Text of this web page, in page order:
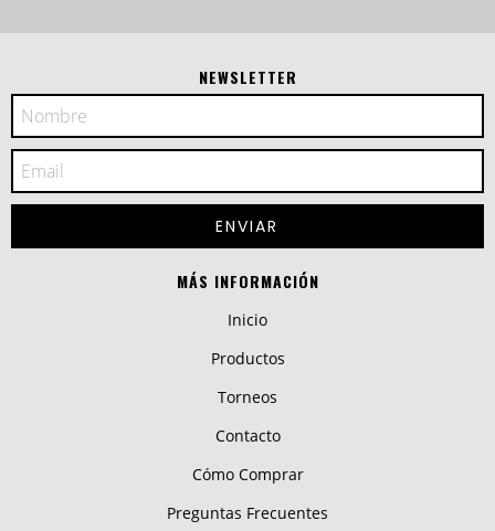
NEWSLETTER
MÁS INFORMACIÓN
Inicio
Productos
Torneos
Contacto
Cómo Comprar
Preguntas Frecuentes